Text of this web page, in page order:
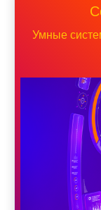
Умные